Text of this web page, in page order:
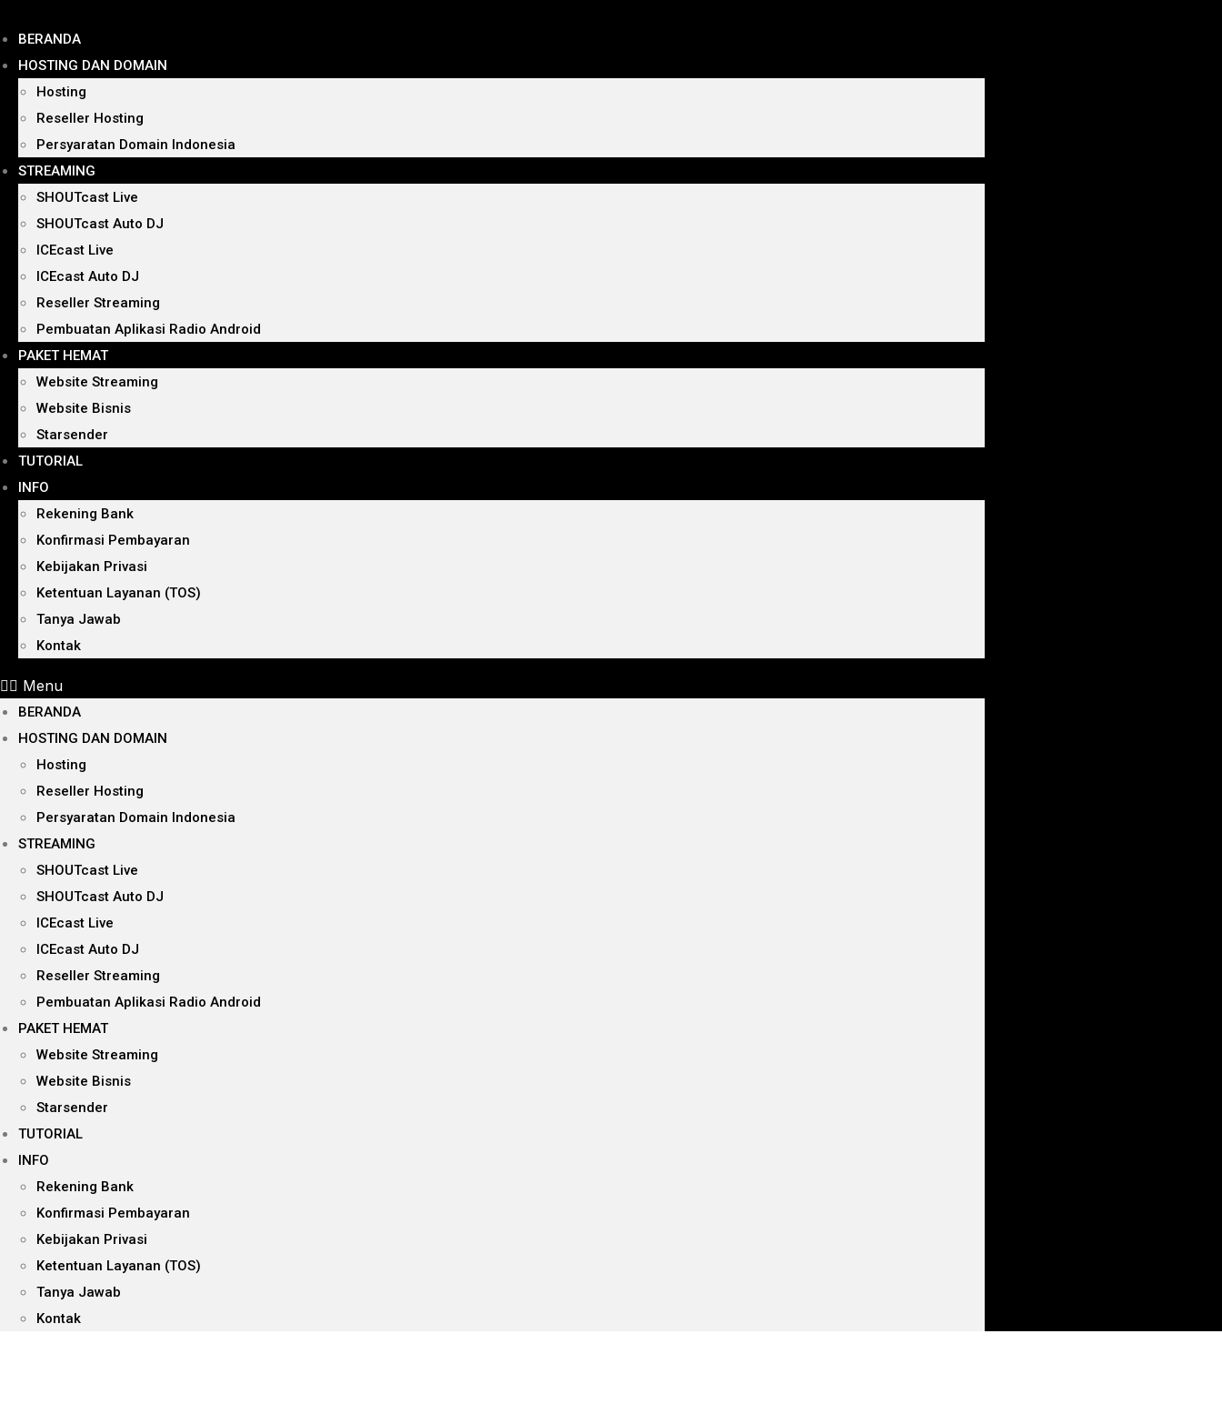
BERANDA
HOSTING DAN DOMAIN
Hosting
Reseller Hosting
Persyaratan Domain Indonesia
STREAMING
SHOUTcast Live
SHOUTcast Auto DJ
ICEcast Live
ICEcast Auto DJ
Reseller Streaming
Pembuatan Aplikasi Radio Android
PAKET HEMAT
Website Streaming
Website Bisnis
Starsender
TUTORIAL
INFO
Rekening Bank
Konfirmasi Pembayaran
Kebijakan Privasi
Ketentuan Layanan (TOS)
Tanya Jawab
Kontak
Menu
BERANDA
HOSTING DAN DOMAIN
Hosting
Reseller Hosting
Persyaratan Domain Indonesia
STREAMING
SHOUTcast Live
SHOUTcast Auto DJ
ICEcast Live
ICEcast Auto DJ
Reseller Streaming
Pembuatan Aplikasi Radio Android
PAKET HEMAT
Website Streaming
Website Bisnis
Starsender
TUTORIAL
INFO
Rekening Bank
Konfirmasi Pembayaran
Kebijakan Privasi
Ketentuan Layanan (TOS)
Tanya Jawab
Kontak